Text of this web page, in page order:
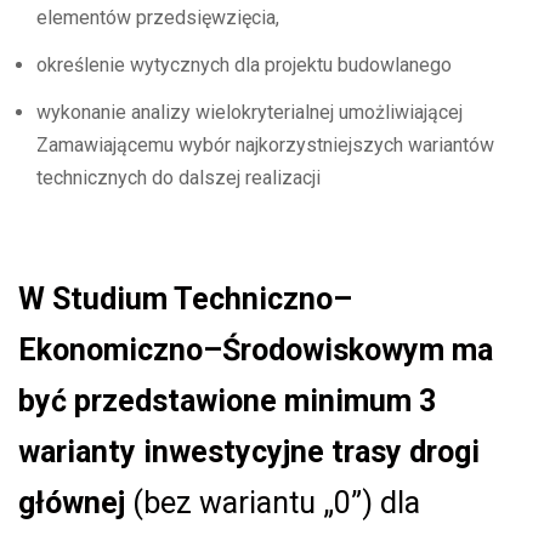
elementów przedsięwzięcia,
określenie wytycznych dla projektu budowlanego
wykonanie analizy wielokryterialnej umożliwiającej
Zamawiającemu wybór najkorzystniejszych wariantów
technicznych do dalszej realizacji
W Studium Techniczno–
Ekonomiczno–Środowiskowym ma
być przedstawione minimum 3
warianty inwestycyjne trasy drogi
głównej (bez wariantu „0”) dla